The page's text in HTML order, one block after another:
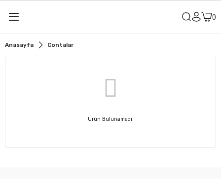
Anasayfa Contalar
Ürün Bulunamadı.